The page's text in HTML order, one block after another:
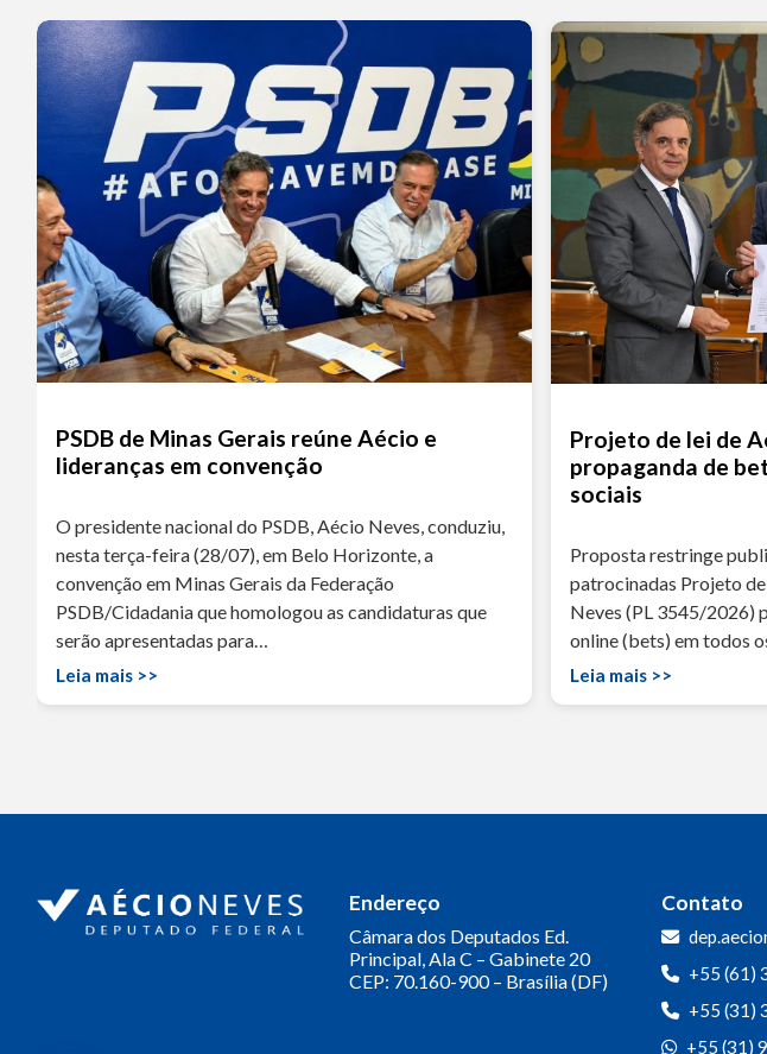
PSDB de Minas Gerais reúne Aécio e
lideranças em convenção
O presidente nacional do PSDB, Aécio Neves, conduziu,
nesta terça-feira (28/07), em Belo Horizonte, a
convenção em Minas Gerais da Federação
PSDB/Cidadania que homologou as candidaturas que
serão apresentadas para…
Leia mais >>
Projeto de lei de
propaganda de
sociais
Proposta restringe
patrocinadas Projeto
Neves (PL 3545/2026)
online (bets) em todos
Leia mais >>
Endereço
Câmara dos Deputados Ed.
Principal, Ala C – Gabinete 20
CEP: 70.160-900 – Brasília (DF)
Contato
+55 (61)
+55 (31)
+55 (31)